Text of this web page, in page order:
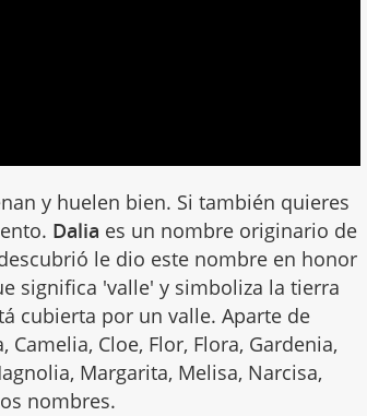
y huelen bien. Si también quieres
Dalia es un nombre originario de
le dio este nombre en honor
significa 'valle' y simboliza la tierra
cubierta por un valle. Aparte de
Cloe, Flor, Flora, Gardenia,
Margarita, Melisa, Narcisa,
nombres.